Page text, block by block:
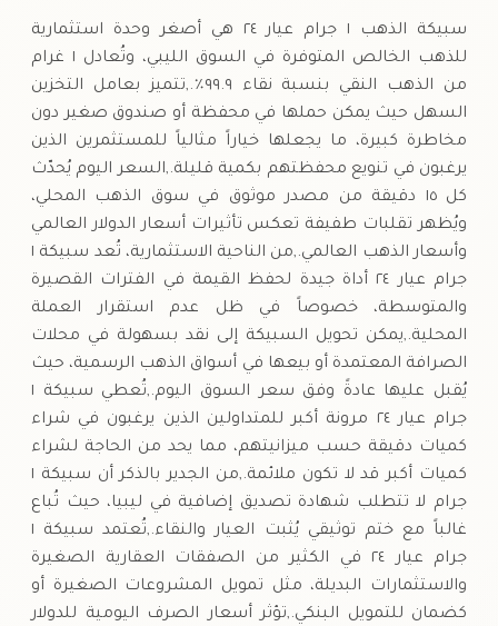
سبيكة الذهب ١ جرام عيار ٢٤ هي أصغر وحدة استثمارية
للذهب الخالص المتوفرة في السوق الليبي، وتُعادل ١ غرام
من الذهب النقي بنسبة نقاء ٩٩.٩٪.,تتميز بعامل التخزين
السهل حيث يمكن حملها في محفظة أو صندوق صغير دون
مخاطرة كبيرة، ما يجعلها خياراً مثالياً للمستثمرين الذين
يرغبون في تنويع محفظتهم بكمية قليلة.,السعر اليوم يُحدّث
كل ١٥ دقيقة من مصدر موثوق في سوق الذهب المحلي،
ويُظهر تقلبات طفيفة تعكس تأثيرات أسعار الدولار العالمي
وأسعار الذهب العالمي.,من الناحية الاستثمارية، تُعد سبيكة ١
جرام عيار ٢٤ أداة جيدة لحفظ القيمة في الفترات القصيرة
والمتوسطة، خصوصاً في ظل عدم استقرار العملة
المحلية.,يمكن تحويل السبيكة إلى نقد بسهولة في محلات
الصرافة المعتمدة أو بيعها في أسواق الذهب الرسمية، حيث
يُقبل عليها عادةً وفق سعر السوق اليوم.,تُعطي سبيكة ١
جرام عيار ٢٤ مرونة أكبر للمتداولين الذين يرغبون في شراء
كميات دقيقة حسب ميزانيتهم، مما يحد من الحاجة لشراء
كميات أكبر قد لا تكون ملائمة.,من الجدير بالذكر أن سبيكة ١
جرام لا تتطلب شهادة تصديق إضافية في ليبيا، حيث تُباع
غالباً مع ختم توثيقي يُثبت العيار والنقاء.,تُعتمد سبيكة ١
جرام عيار ٢٤ في الكثير من الصفقات العقارية الصغيرة
والاستثمارات البديلة، مثل تمويل المشروعات الصغيرة أو
كضمان للتمويل البنكي.,تؤثر أسعار الصرف اليومية للدولار